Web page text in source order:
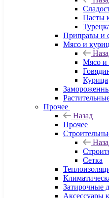
Пасты
Приправы и
Мясо и
Мясо и
Курица
Прочее
Назад
Прочее
Сетка
Затирочные
Аксессуары